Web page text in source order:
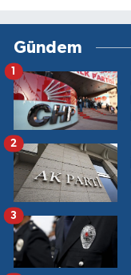
Gündem
1
2
3